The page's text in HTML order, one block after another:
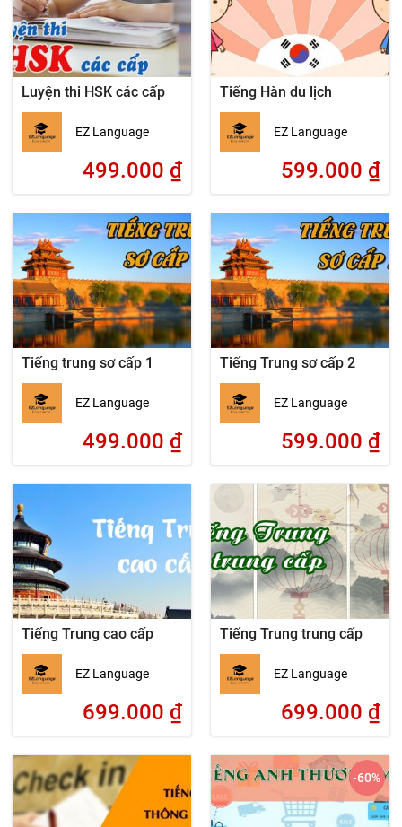
Luyện thi HSK các cấp
EZ Language
499.000 ₫
Tiếng Hàn du lịch
EZ Language
599.000 ₫
Tiếng trung sơ cấp 1
EZ Language
499.000 ₫
Tiếng Trung sơ cấp 2
EZ Language
599.000 ₫
Tiếng Trung cao cấp
EZ Language
699.000 ₫
Tiếng Trung trung cấp
EZ Language
699.000 ₫
-60%